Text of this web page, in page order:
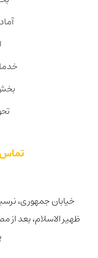
خیابان جمهوری،
ظهیر الاسلام، بعد